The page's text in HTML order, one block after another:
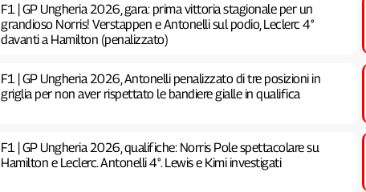
F1 | GP Ungheria 2026, gara: prima vittoria stagionale per un
grandioso Norris! Verstappen e Antonelli sul podio, Leclerc 4°
davanti a Hamilton (penalizzato)
F1 | GP Ungheria 2026, Antonelli penalizzato di tre posizioni in
griglia per non aver rispettato le bandiere gialle in qualifica
F1 | GP Ungheria 2026, qualifiche: Norris Pole spettacolare su
Hamilton e Leclerc. Antonelli 4°. Lewis e Kimi investigati